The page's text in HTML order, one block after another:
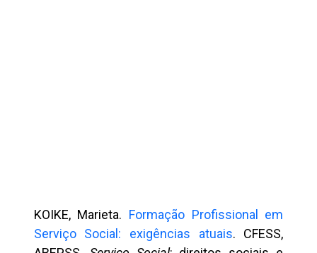
KOIKE, Marieta. Formação Profissional em
Serviço Social: exigências atuais. CFESS,